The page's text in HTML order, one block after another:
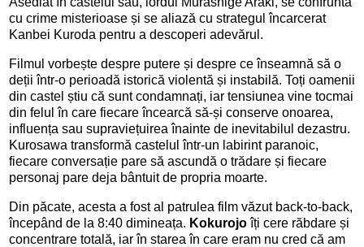
cu crime misterioase și se aliază cu strategul încarcerat
Kanbei Kuroda pentru a descoperi adevărul.
Filmul vorbește despre putere și despre ce înseamnă să o
deții într-o perioadă istorică violentă și instabilă. Toți oamenii
din castel știu că sunt condamnați, iar tensiunea vine tocmai
din felul în care fiecare încearcă să-și conserve onoarea,
influența sau supraviețuirea înainte de inevitabilul dezastru.
Kurosawa transformă castelul într-un labirint paranoic,
fiecare conversație pare să ascundă o trădare și fiecare
personaj pare deja bântuit de propria moarte.
Din păcate, acesta a fost al patrulea film văzut back-to-back,
începând de la 8:40 dimineața. Kokurojoîți cere răbdare și
concentrare totală, iar în starea în care eram nu cred că am